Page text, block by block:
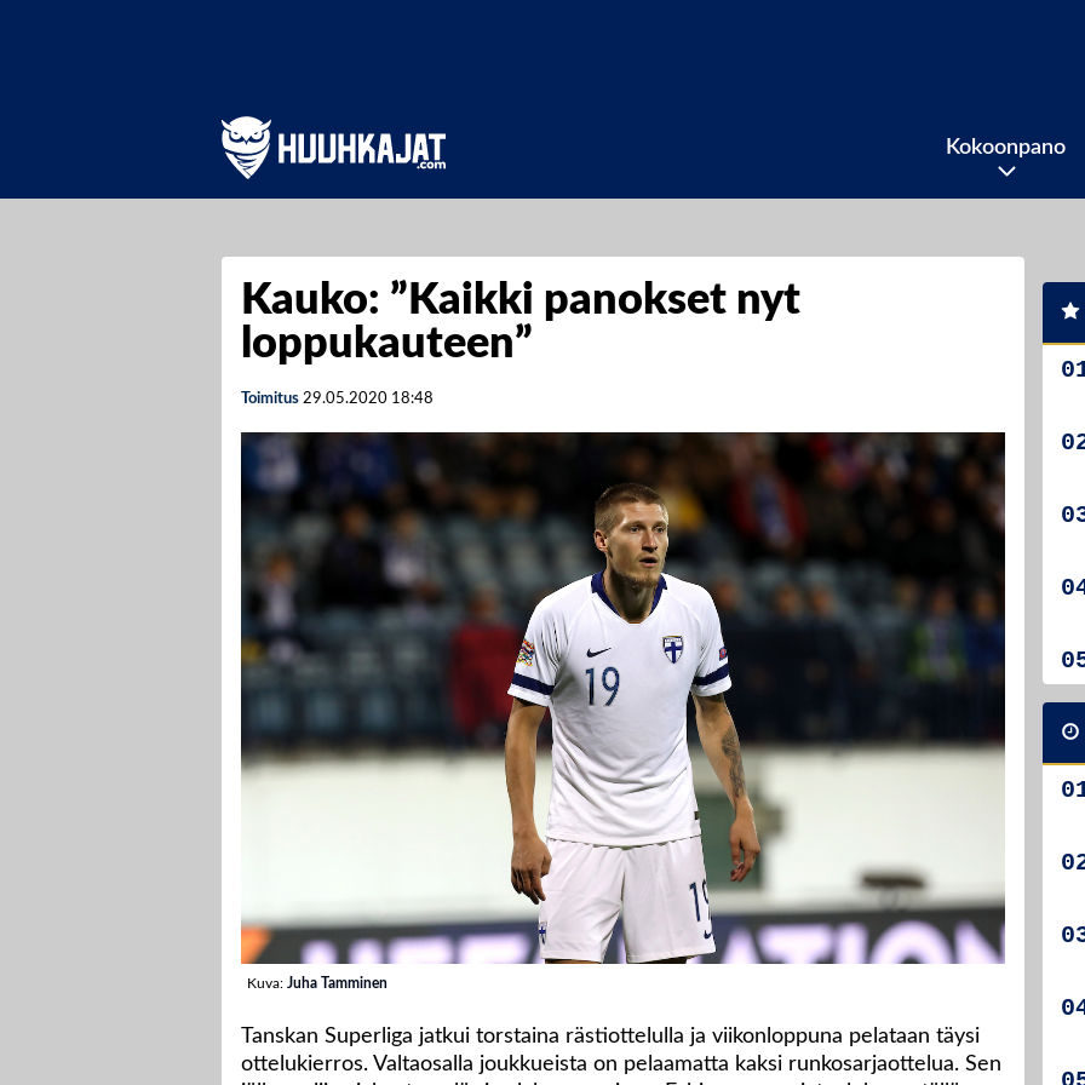
Kokoonpano
Kauko: ”Kaikki panokset nyt
loppukauteen”
Toimitus 29.05.2020 18:48
Kuva: Juha Tamminen
Tanskan Superliga jatkui torstaina rästiottelulla ja viikonloppuna pelataan täysi
ottelukierros. Valtaosalla joukkueista on pelaamatta kaksi runkosarjaottelua. Sen